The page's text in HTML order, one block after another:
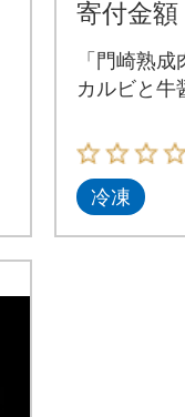
寄付金額
「門崎熟
カルビと牛
冷凍